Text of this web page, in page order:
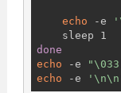
echo -e
done
echo -e
echo -e